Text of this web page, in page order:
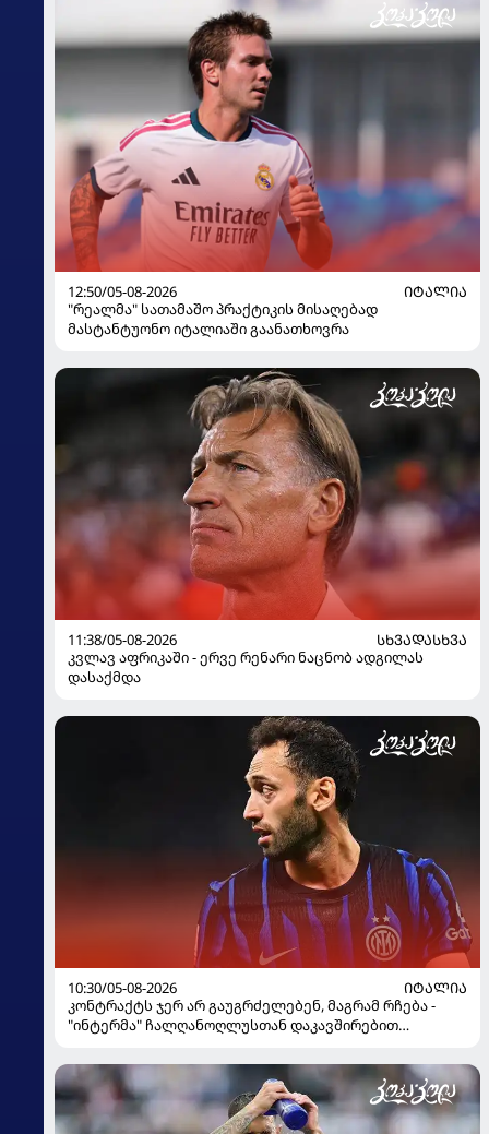
12:50/05-08-2026
ᲘᲢᲐᲚᲘᲐ
"რეალმა" სათამაშო პრაქტიკის მისაღებად
მასტანტუონო იტალიაში გაანათხოვრა
11:38/05-08-2026
ᲡᲮᲕᲐᲓᲐᲡᲮᲕᲐ
კვლავ აფრიკაში - ერვე რენარი ნაცნობ ადგილას
დასაქმდა
10:30/05-08-2026
ᲘᲢᲐᲚᲘᲐ
კონტრაქტს ჯერ არ გაუგრძელებენ, მაგრამ რჩება -
"ინტერმა" ჩალღანოღლუსთან დაკავშირებით